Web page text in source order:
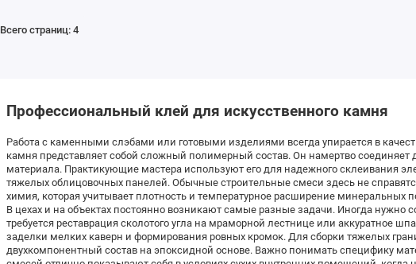
Всего страниц:4
Профессиональный клей для искусственного камня
Работа с каменными слэбами или готовыми изделиями всегда упирается в
камня представляет собой сложный полимерный состав. Он намертво соединяет
материала. Практикующие мастера используют его для надежного склеивания
тяжелых облицовочных панелей. Обычные строительные смеси здесь не
химия, которая учитывает плотность и температурное расширение минеральных
В цехах и на объектах постоянно возникают самые разные задачи. Иногда нужно
требуется реставрация сколотого угла на мраморной лестнице или аккуратное
заделки мелких каверн и формирования ровных кромок. Для сборки тяжелых
двухкомпонентный состав на эпоксидной основе. Важно понимать специфику